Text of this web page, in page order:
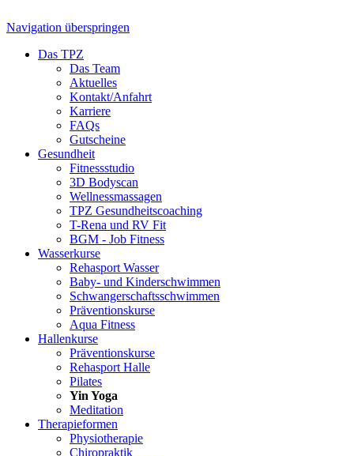
Navigation überspringen
Das TPZ
Das Team
Aktuelles
Kontakt/Anfahrt
Karriere
FAQs
Gutscheine
Gesundheit
Fitnessstudio
3D Bodyscan
Wellnessmassagen
TPZ Gesundheits­coaching
T-Rena und RV Fit
BGM - Job Fitness
Wasserkurse
Rehasport Wasser
Baby- und Kinderschwimmen
Schwangerschafts­schwimmen
Präventionskurse
Aqua Fitness
Hallenkurse
Präventionskurse
Rehasport Halle
Pilates
Yin Yoga
Meditation
Therapieformen
Physiotherapie
Chiropraktik